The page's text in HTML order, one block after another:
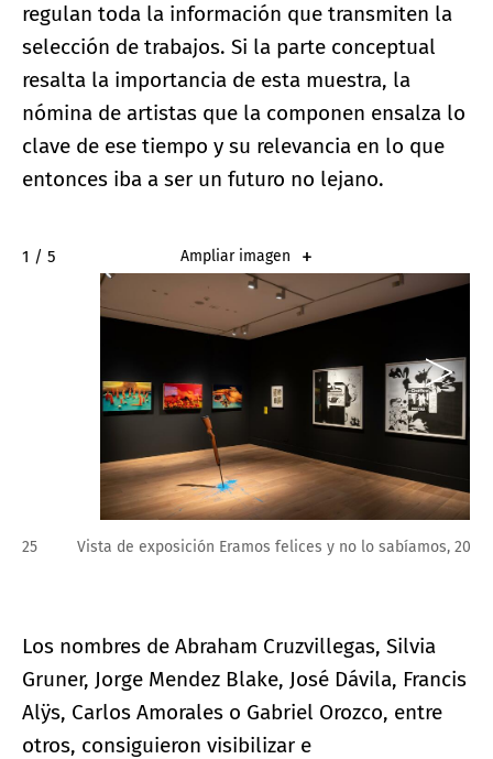
regulan toda la información que transmiten la
selección de trabajos. Si la parte conceptual
resalta la importancia de esta muestra, la
nómina de artistas que la componen ensalza lo
clave de ese tiempo y su relevancia en lo que
entonces iba a ser un futuro no lejano.
2 / 5 Ampliar imagen
Vista de exposición Eramos felices y no lo sabíamos, 2025
Los nombres de Abraham Cruzvillegas, Silvia
Gruner, Jorge Mendez Blake, José Dávila, Francis
Alÿs, Carlos Amorales o Gabriel Orozco, entre
otros, consiguieron visibilizar e